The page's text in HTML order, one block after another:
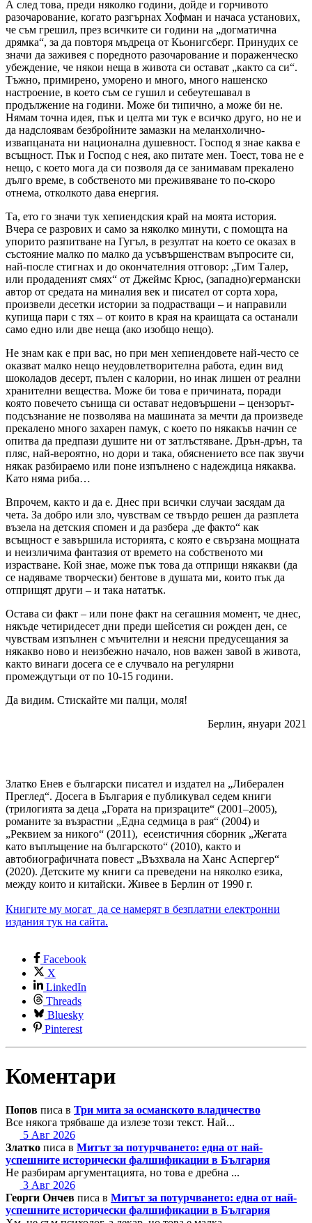
А след това, преди няколко години, дойде и горчивото
разочарование, когато разгърнах Хофман и начаса установих,
че съм грешил, през всичките си години на „догматична
дрямка“, за да повторя мъдреца от Кьонигсберг. Принудих се
значи да заживея с поредното разочарование и пораженческо
убеждение, че някои неща в живота си остават „както са си“.
Тъжно, примирено, уморено и много, много нашенско
настроение, в което съм се гушил и себеутешавал в
продължение на години. Може би типично, а може би не.
Нямам точна идея, пък и целта ми тук е всичко друго, но не и
да надслоявам безбройните замазки на меланхолично-
извапцаната ни национална душевност. Господ я знае каква е
всъщност. Пък и Господ с нея, ако питате мен. Тоест, това не е
нещо, с което мога да си позволя да се занимавам прекалено
дълго време, в собственото ми преживяване то по-скоро
отнема, отколкото дава енергия.
Та, ето го значи тук хепиендския край на моята история.
Вчера се разрових и само за няколко минути, с помощта на
упорито разпитване на Гугъл, в резултат на което се оказах в
състояние малко по малко да усъвършенствам въпросите си,
най-после стигнах и до окончателния отговор: „Тим Талер,
или продаденият смях“ от Джеймс Крюс, (западно)германски
автор от средата на миналия век и писател от сорта хора,
произвели десетки истории за подрастващи – и направили
купища пари с тях – от които в края на краищата са останали
само едно или две неща (ако изобщо нещо).
Не знам как е при вас, но при мен хепиендовете най-често се
оказват малко нещо неудовлетворителна работа, един вид
шоколадов десерт, пълен с калории, но инак лишен от реални
хранителни вещества. Може би това е причината, поради
която повечето сънища си остават недовършени – цензорът-
подсъзнание не позволява на машината за мечти да произведе
прекалено много захарен памук, с което по някакъв начин се
опитва да предпази душите ни от затлъстяване. Дрън-дрън, та
пляс, най-вероятно, но дори и така, обяснението все пак звучи
някак разбираемо или поне изпълнено с надеждица някаква.
Като няма риба…
Впрочем, както и да е. Днес при всички случаи засядам да
чета. За добро или зло, чувствам се твърдо решен да разплета
възела на детския спомен и да разбера ‚де факто“ как
всъщност е завършила историята, с която е свързана мощната
и неизличима фантазия от времето на собственото ми
израстване. Кой знае, може пък това да отприщи някакви (да
се надяваме творчески) бентове в душата ми, които пък да
отприщят други – и така нататък.
Остава си факт – или поне факт на сегашния момент, че днес,
някъде четиридесет дни преди шейсетия си рожден ден, се
чувствам изпълнен с мъчителни и неясни предусещания за
някакво ново и неизбежно начало, нов важен завой в живота,
както винаги досега се е случвало на регулярни
промеждутъци от по 10-15 години.
Да видим. Стискайте ми палци, моля!
Берлин, януари 2021
Златко Енев е български писател и издател на „Либерален
Преглед“. Досега в България е публикувал седем книги
(трилогията за деца „Гората на призраците“ (2001–2005),
романите за възрастни „Една седмица в рая“ (2004) и
„Реквием за никого“ (2011), есеистичния сборник „Жегата
като въплъщение на българското“ (2010), както и
автобиографичната повест „Възхвала на Ханс Аспергер“
(2020). Детските му книги са преведени на няколко езика,
между които и китайски. Живее в Берлин от 1990 г.
Книгите му могат да се намерят в безплатни електронни
издания тук на сайта.
Facebook
X
LinkedIn
Threads
Bluesky
Pinterest
Коментари
Попов писа в Три мита за османското владичество
Все някога трябваше да излезе този текст. Най...
5 Авг 2026
Златко писа в Митът за потурчването: една от най-
успешните исторически фалшификации в България
Не разбирам аргументацията, но това е дребна ...
3 Авг 2026
Георги Ончев писа в Митът за потурчването: една от най-
успешните исторически фалшификации в България